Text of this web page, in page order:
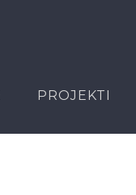
PROJEKTI